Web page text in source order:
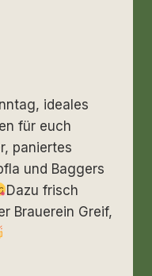
ideales
für euch
paniertes
und Baggers
Dazu frisch
Brauerein Greif,